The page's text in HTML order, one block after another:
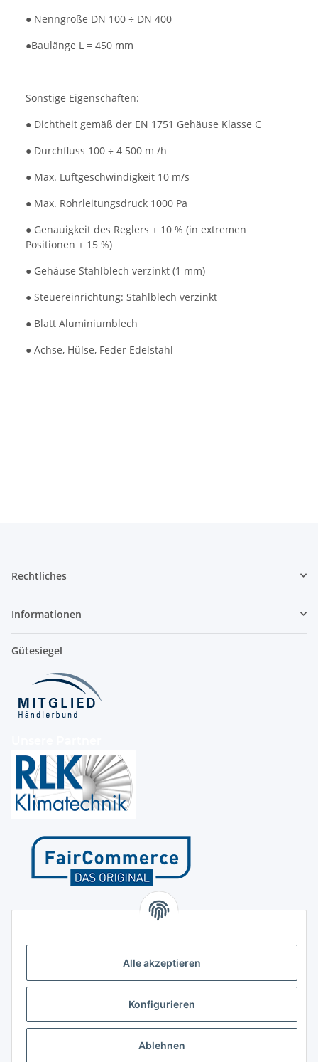
Alle akzeptieren
Konfigurieren
Ablehnen
● Nenngröße DN 100 ÷ DN 400
●Baulänge L = 450 mm
Sonstige Eigenschaften:
● Dichtheit gemäß der EN 1751 Gehäuse Klasse C
● Durchfluss 100 ÷ 4 500 m /h
● Max. Luftgeschwindigkeit 10 m/s
● Max. Rohrleitungsdruck 1000 Pa
● Genauigkeit des Reglers ± 10 % (in extremen
Positionen ± 15 %)
● Gehäuse Stahlblech verzinkt (1 mm)
● Steuereinrichtung: Stahlblech verzinkt
● Blatt Aluminiumblech
● Achse, Hülse, Feder Edelstahl
Rechtliches
Informationen
Gütesiegel